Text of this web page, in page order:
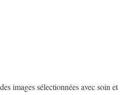
images sélectionnées avec soin et